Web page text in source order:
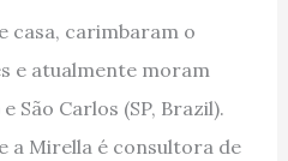
casa, carimbaram o
e atualmente moram
São Carlos (SP, Brazil).
a Mirella é consultora de